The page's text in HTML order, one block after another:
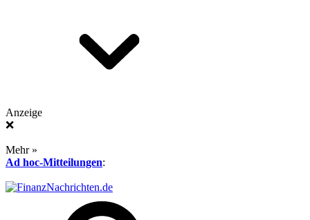
Anzeige
❌
Mehr »
Ad hoc-Mitteilungen: